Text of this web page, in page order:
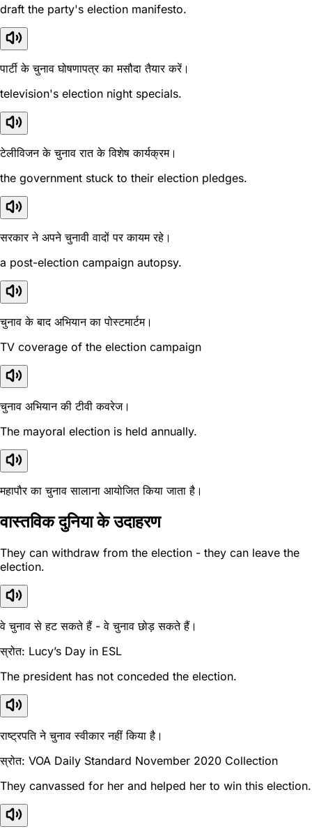
draft the party's election manifesto.
पार्टी के चुनाव घोषणापत्र का मसौदा तैयार करें।
television's election night specials.
टेलीविजन के चुनाव रात के विशेष कार्यक्रम।
the government stuck to their election pledges.
सरकार ने अपने चुनावी वादों पर कायम रहे।
a post-election campaign autopsy.
चुनाव के बाद अभियान का पोस्टमार्टम।
TV coverage of the election campaign
चुनाव अभियान की टीवी कवरेज।
The mayoral election is held annually.
महापौर का चुनाव सालाना आयोजित किया जाता है।
वास्तविक दुनिया के उदाहरण
They can withdraw from the election - they can leave the
election.
वे चुनाव से हट सकते हैं - वे चुनाव छोड़ सकते हैं।
स्रोत: Lucy’s Day in ESL
The president has not conceded the election.
राष्ट्रपति ने चुनाव स्वीकार नहीं किया है।
स्रोत: VOA Daily Standard November 2020 Collection
They canvassed for her and helped her to win this election.